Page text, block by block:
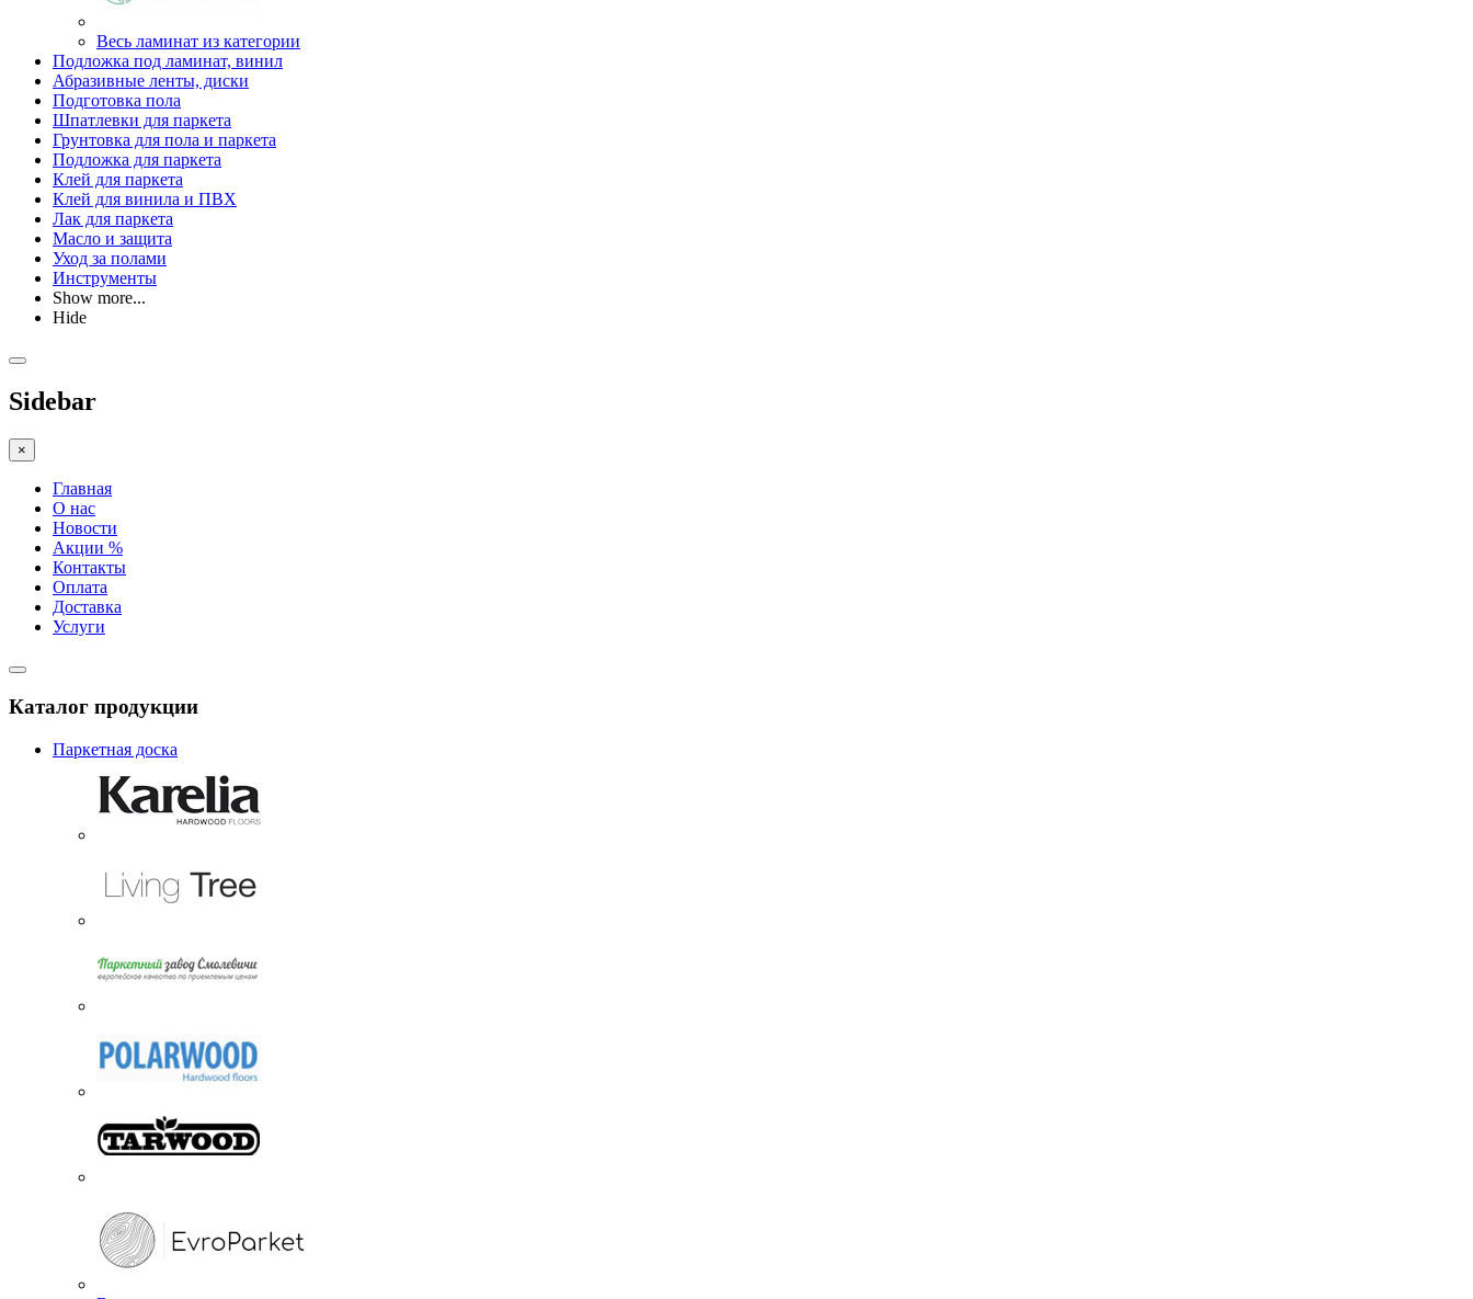
Весь ламинат из категории
Подложка под ламинат, винил
Абразивные ленты, диски
Подготовка пола
Шпатлевки для паркета
Грунтовка для пола и паркета
Подложка для паркета
Клей для паркета
Клей для винила и ПВХ
Лак для паркета
Масло и защита
Уход за полами
Инструменты
Show more...
Hide
Sidebar
×
Главная
О нас
Новости
Акции %
Контакты
Оплата
Доставка
Услуги
Каталог продукции
Паркетная доска